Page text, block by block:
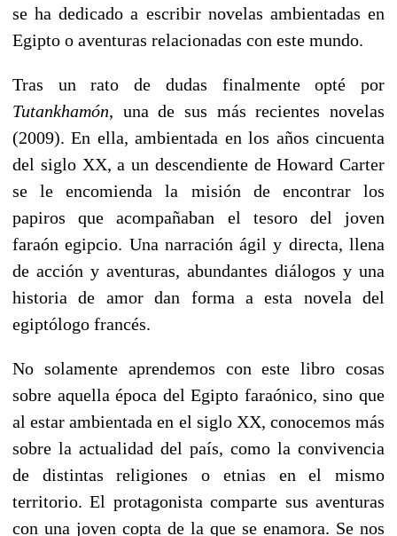
se ha dedicado a escribir novelas ambientadas en
Egipto o aventuras relacionadas con este mundo.
Tras un rato de dudas finalmente opté por
Tutankhamón, una de sus más recientes novelas
(2009). En ella, ambientada en los años cincuenta
del siglo XX, a un descendiente de Howard Carter
se le encomienda la misión de encontrar los
papiros que acompañaban el tesoro del joven
faraón egipcio. Una narración ágil y directa, llena
de acción y aventuras, abundantes diálogos y una
historia de amor dan forma a esta novela del
egiptólogo francés.
No solamente aprendemos con este libro cosas
sobre aquella época del Egipto faraónico, sino que
al estar ambientada en el siglo XX, conocemos más
sobre la actualidad del país, como la convivencia
de distintas religiones o etnias en el mismo
territorio. El protagonista comparte sus aventuras
con una joven copta de la que se enamora. Se nos